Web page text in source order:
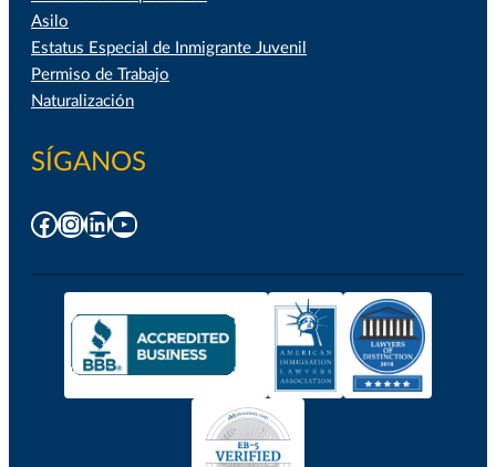
Asilo
Estatus Especial de Inmigrante Juvenil
Permiso de Trabajo
Naturalización
SÍGANOS
Facebook
Instagram
LinkedIn
YouTube